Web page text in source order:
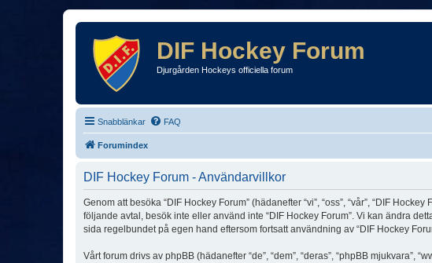
DIF Hockey Forum
Djurgården Hockeys officiella forum
Snabblänkar FAQ
Forumindex
DIF Hockey Forum - Användarvillkor
Genom att besöka “DIF Hockey Forum” (hädanefter “vi”, “oss”, “vår”, “DIF
följande avtal, besök inte eller använd inte “DIF Hockey Forum”. Vi kan ändra
sida regelbundet på egen hand eftersom fortsatt användning av “DIF Hockey
Vårt forum drivs av phpBB (hädanefter “de”, “dem”, “deras”, “phpBB mjukvara”,